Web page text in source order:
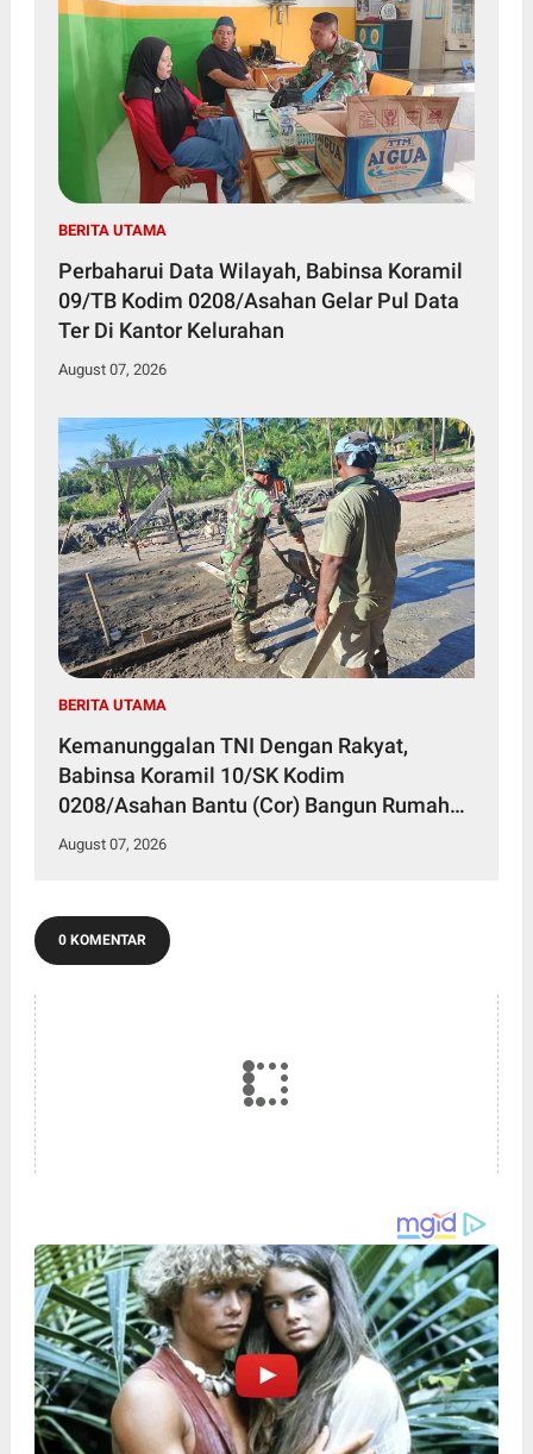
BERITA UTAMA
Perbaharui Data Wilayah, Babinsa Koramil
09/TB Kodim 0208/Asahan Gelar Pul Data
Ter Di Kantor Kelurahan
August 07, 2026
BERITA UTAMA
Kemanunggalan TNI Dengan Rakyat,
Babinsa Koramil 10/SK Kodim
0208/Asahan Bantu (Cor) Bangun Rumah
Warga
August 07, 2026
0 KOMENTAR